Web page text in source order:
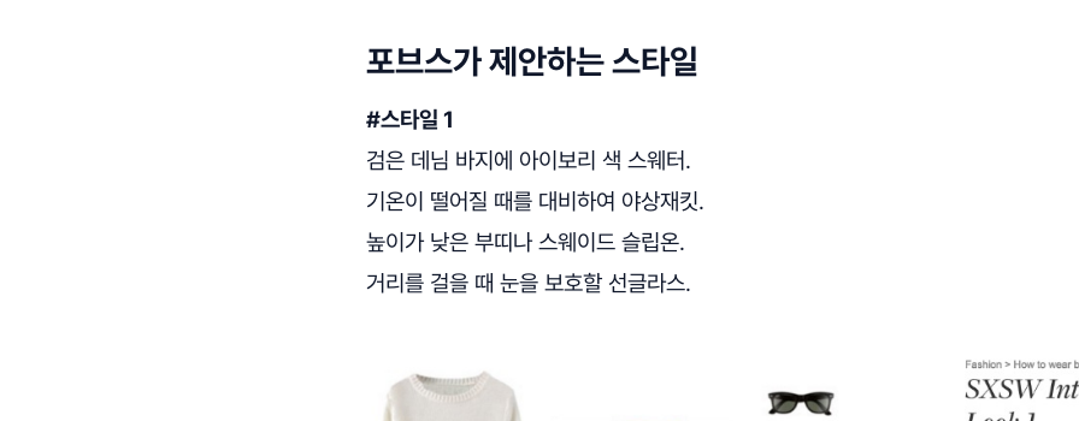
포브스가 제안하는 스타일
#스타일 1
검은 데님 바지에 아이보리 색 스웨터.
기온이 떨어질 때를 대비하여 야상재킷.
높이가 낮은 부띠나 스웨이드 슬립온.
거리를 걸을 때 눈을 보호할 선글라스.